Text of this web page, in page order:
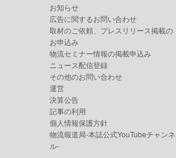
お知らせ
広告に関するお問い合わせ
取材のご依頼、プレスリリース掲載の
お申込み
物流セミナー情報の掲載申込み
ニュース配信登録
その他のお問い合わせ
運営
決算公告
記事の利用
個人情報保護方針
物流報道局-本誌公式YouTubeチャンネ
ル-